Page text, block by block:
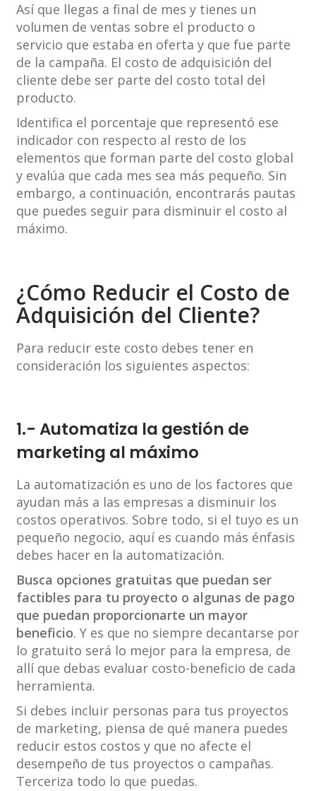
Así que llegas a final de mes y tienes un
volumen de ventas sobre el producto o
servicio que estaba en oferta y que fue parte
de la campaña. El costo de adquisición del
cliente debe ser parte del costo total del
producto.
Identifica el porcentaje que representó ese
indicador con respecto al resto de los
elementos que forman parte del costo global
y evalúa que cada mes sea más pequeño. Sin
embargo, a continuación, encontrarás pautas
que puedes seguir para disminuir el costo al
máximo.
¿Cómo Reducir el Costo de
Adquisición del Cliente?
Para reducir este costo debes tener en
consideración los siguientes aspectos:
1.- Automatiza la gestión de
marketing al máximo
La automatización es uno de los factores que
ayudan más a las empresas a disminuir los
costos operativos. Sobre todo, si el tuyo es un
pequeño negocio, aquí es cuando más énfasis
debes hacer en la automatización.
Busca opciones gratuitas que puedan ser
factibles para tu proyecto o algunas de pago
que puedan proporcionarte un mayor
beneficio. Y es que no siempre decantarse por
lo gratuito será lo mejor para la empresa, de
allí que debas evaluar costo-beneficio de cada
herramienta.
Si debes incluir personas para tus proyectos
de marketing, piensa de qué manera puedes
reducir estos costos y que no afecte el
desempeño de tus proyectos o campañas.
Terceriza todo lo que puedas.